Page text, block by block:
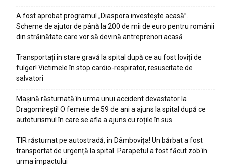
A fost aprobat programul „Diaspora investește acasă”.
Scheme de ajutor de până la 200 de mii de euro pentru românii
din străinătate care vor să devină antreprenori acasă
Transportați în stare gravă la spital după ce au fost loviți de
fulger! Victimele în stop cardio-respirator, resuscitate de
salvatori
Mașină răsturnată în urma unui accident devastator la
Dragomirești! O femeie de 59 de ani a ajuns la spital după ce
autoturismul în care se afla a ajuns cu roțile în sus
TIR răsturnat pe autostradă, în Dâmbovița! Un bărbat a fost
transportat de urgență la spital. Parapetul a fost făcut zob în
urma impactului